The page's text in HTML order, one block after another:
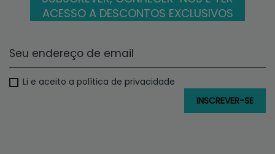
ACESSO A DESCONTOS EXCLUSIVOS
Li e aceito a política de privacidade